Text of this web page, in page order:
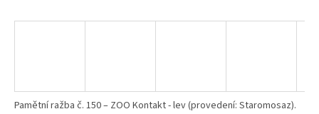
Pamětní ražba č. 150 – ZOO Kontakt - lev (provedení: Staromosaz).